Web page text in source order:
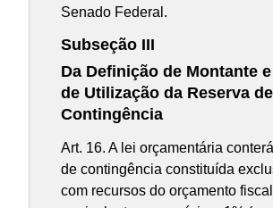
Senado Federal.
Subseção III
Da Definição de Montante
de Utilização da Reserva de
Contingência
Art. 16. A lei orçamentária
de contingência constituída
com recursos do orçamento